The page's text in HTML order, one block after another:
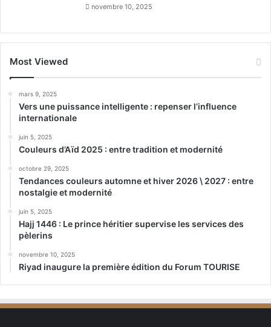
novembre 10, 2025
Most Viewed
mars 9, 2025
Vers une puissance intelligente : repenser l’influence
internationale
juin 5, 2025
Couleurs d’Aïd 2025 : entre tradition et modernité
octobre 29, 2025
Tendances couleurs automne et hiver 2026 \ 2027 : entre
nostalgie et modernité
juin 5, 2025
Hajj 1446 : Le prince héritier supervise les services des
pèlerins
novembre 10, 2025
Riyad inaugure la première édition du Forum TOURISE